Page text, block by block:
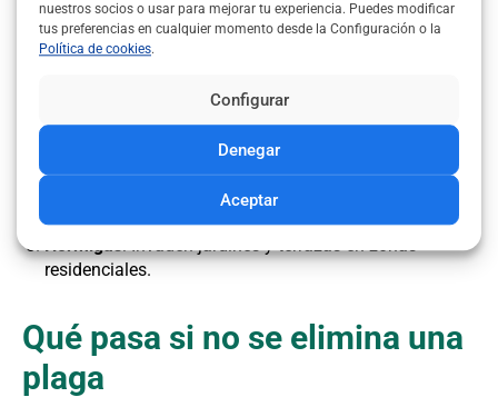
nuestros socios o usar para mejorar tu experiencia. Puedes modificar
tus preferencias en cualquier momento desde la Configuración o la
Política de cookies.
Aceptar
Denegar
Configurar
Cucarachas: Comunes en bares, restaurantes y
hogares con alta humedad.
Ratas: Frecuentes en sistemas de saneamiento y
Hormigas: Invaden jardines y terrazas en zonas
residenciales.
Qué pasa si no se elimina una
plaga